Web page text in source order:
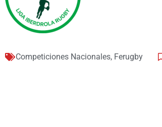
Competiciones Nacionales, Ferugby